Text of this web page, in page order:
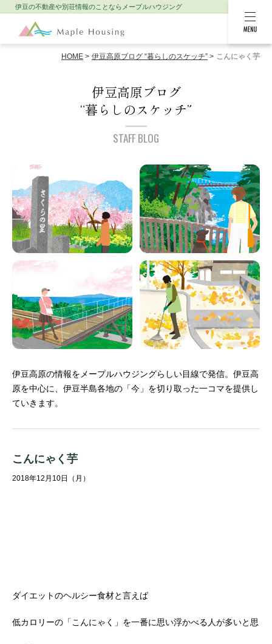
MENU
伊豆の不動産や別荘情報のことなら メープルハウジング
HOME 伊豆高原ブログ “暮らしのスケッチ” こんにゃく芋
伊豆高原ブログ
“暮らしのスケッチ”
STAFF BLOG
伊豆高原の情報をメープルハウジングらしい目線で発信。 伊豆高
原を中心に、伊豆半島各地の「今」を切り取った一コマを提供し
ていきます。
こんにゃく芋
2018年12月10日（月）
ダイエットのヘルシー食材と言えば
低カロリーの「こんにゃく」を一番に思い浮かべる人が多いと思